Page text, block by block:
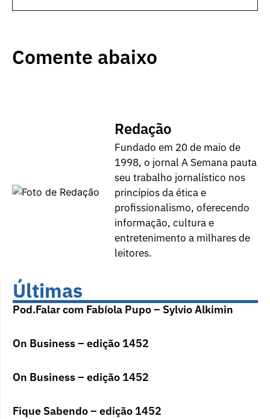
Comente abaixo
Redação
Fundado em 20 de maio de
1998, o jornal A Semana pauta
seu trabalho jornalístico nos
princípios da ética e
profissionalismo, oferecendo
informação, cultura e
entretenimento a milhares de
leitores.
Últimas
Pod.Falar com Fabíola Pupo – Sylvio Alkimin
On Business – edição 1452
On Business – edição 1452
Fique Sabendo – edição 1452